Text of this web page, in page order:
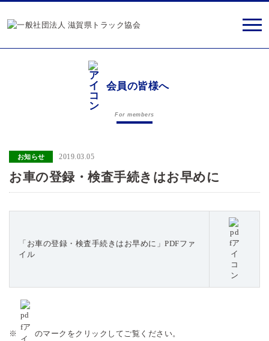
会員の皆様へ
For members
お知らせ 2019.03.05
お車の登録・検査手続きはお早めに
「お車の登録・検査手続きはお早めに」PDFファ
イル
※ のマークをクリックしてご覧ください。